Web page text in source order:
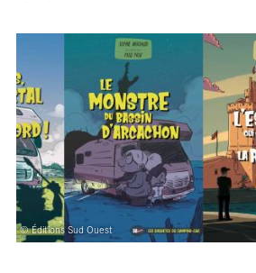
© Éditions Sud Ouest